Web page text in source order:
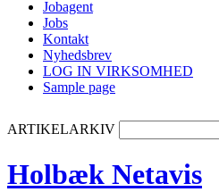
Jobagent
Jobs
Kontakt
Nyhedsbrev
LOG IN VIRKSOMHED
Sample page
ARTIKELARKIV
Holbæk Netavis